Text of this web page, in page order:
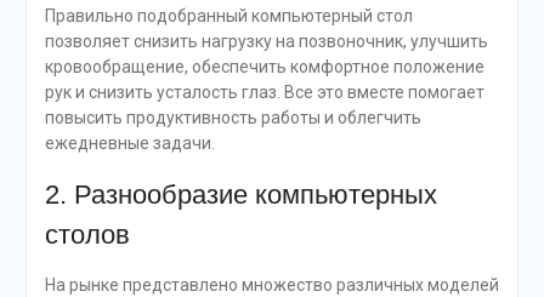
Правильно подобранный компьютерный стол
позволяет снизить нагрузку на позвоночник, улучшить
кровообращение, обеспечить комфортное положение
рук и снизить усталость глаз. Все это вместе помогает
повысить продуктивность работы и облегчить
ежедневные задачи.
2. Разнообразие компьютерных
столов
На рынке представлено множество различных моделей